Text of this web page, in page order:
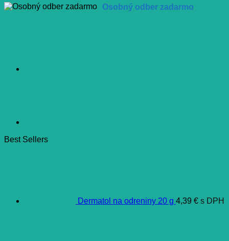
Osobný odber zadarmo
Best Sellers
Dermatol na odreniny 20 g 4,39 € s DPH